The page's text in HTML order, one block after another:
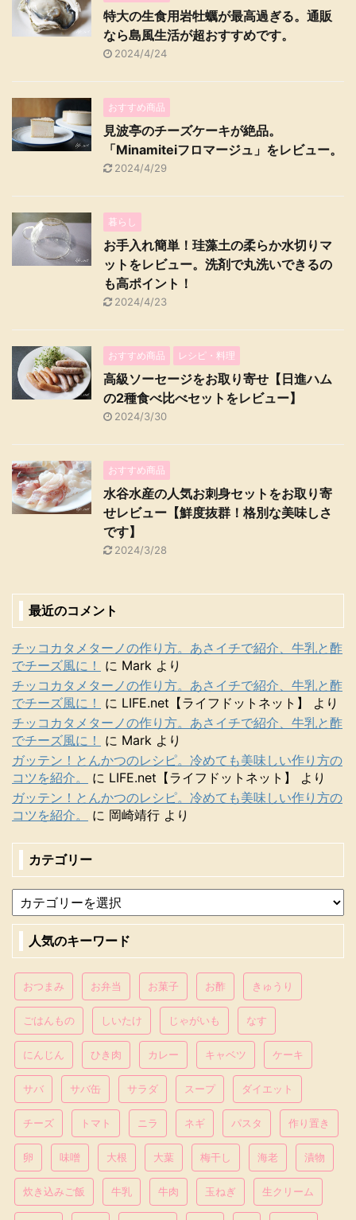
特大の生食用岩牡蠣が最高過ぎる。通販
なら島風生活が超おすすめです。
2024/4/24
おすすめ商品
見波亭のチーズケーキが絶品。
「Minamiteiフロマージュ」をレビュー。
2024/4/29
暮らし
お手入れ簡単！珪藻土の柔らか水切りマ
ットをレビュー。洗剤で丸洗いできるの
も高ポイント！
2024/4/23
おすすめ商品 レシピ・料理
高級ソーセージをお取り寄せ【日進ハム
の2種食べ比べセットをレビュー】
2024/3/30
おすすめ商品
水谷水産の人気お刺身セットをお取り寄
せレビュー【鮮度抜群！格別な美味しさ
です】
2024/3/28
最近のコメント
チッコカタメターノの作り方。あさイチで紹介、牛乳と酢
でチーズ風に！
に Mark より
チッコカタメターノの作り方。あさイチで紹介、牛乳と酢
でチーズ風に！
に LIFE.net【ライフドットネット】
より
チッコカタメターノの作り方。あさイチで紹介、牛乳と酢
でチーズ風に！
に Mark より
ガッテン！とんかつのレシピ。冷めても美味しい作り方の
コツを紹介。
に LIFE.net【ライフドットネット】
より
ガッテン！とんかつのレシピ。冷めても美味しい作り方の
コツを紹介。
に 岡崎靖行 より
カテゴリー
人気のキーワード
おつまみ お弁当 お菓子 お酢 きゅうり
ごはんもの しいたけ じゃがいも なす
にんじん ひき肉 カレー キャベツ ケーキ
サバ サバ缶 サラダ スープ ダイエット
チーズ トマト ニラ ネギ パスタ 作り置き
卵 味噌 大根 大葉 梅干し 海老 漬物
炊き込みご飯 牛乳 牛肉 玉ねぎ 生クリーム